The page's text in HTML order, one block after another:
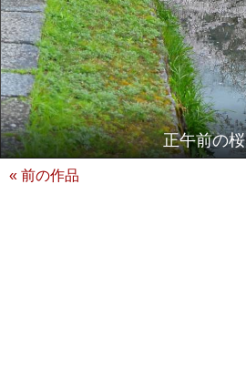
正午前の桜
« 前の作品